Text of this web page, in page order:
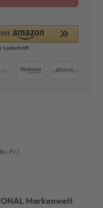
Fr.)
Markenwelt